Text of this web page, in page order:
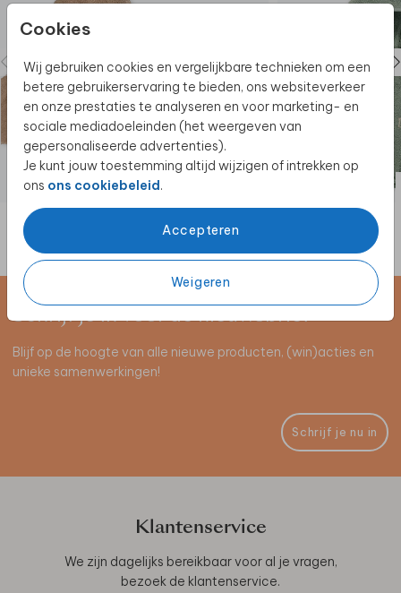
Cookies
Wij gebruiken cookies en vergelijkbare technieken om een
betere gebruikerservaring te bieden, ons websiteverkeer
en onze prestaties te analyseren en voor marketing- en
sociale mediadoeleinden (het weergeven van
gepersonaliseerde advertenties).
Je kunt jouw toestemming altijd wijzigen of intrekken op
ons ons cookiebeleid.
Accepteren
Weigeren
BADJAS
Schrijf je in voor de nieuwsbrief
Blijf op de hoogte van alle nieuwe producten, (win)acties en
unieke samenwerkingen!
Schrijf je nu in
Klantenservice
We zijn dagelijks bereikbaar voor al je vragen,
bezoek de klantenservice.